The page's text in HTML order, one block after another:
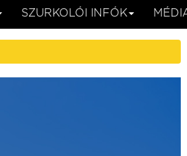
SZURKOLÓI INFÓK